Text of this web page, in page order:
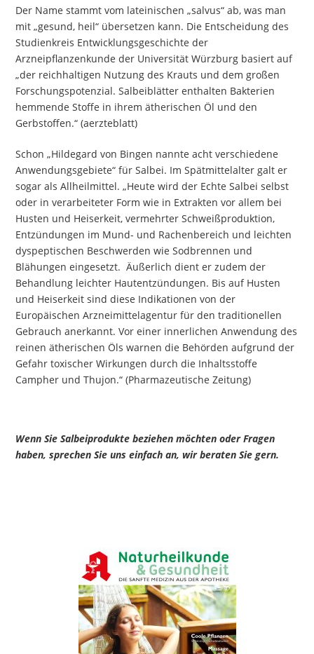
Der Name stammt vom lateinischen „salvus“ ab, was man
mit „gesund, heil“ übersetzen kann. Die Entscheidung des
Studienkreis Entwicklungsgeschichte der
Arzneipflanzenkunde der Universität Würzburg basiert auf
„der reichhaltigen Nutzung des Krauts und dem großen
Forschungspotenzial. Salbeiblätter enthalten Bakterien
hemmende Stoffe in ihrem ätherischen Öl und den
Gerbstoffen.“ (aerzteblatt)
Schon „Hildegard von Bingen nannte acht verschiedene
Anwendungsgebiete“ für Salbei. Im Spätmittelalter galt er
sogar als Allheilmittel. „Heute wird der Echte Salbei selbst
oder in verarbeiteter Form wie in Extrakten vor allem bei
Husten und Heiserkeit, vermehrter Schweißproduktion,
Entzündungen im Mund- und Rachenbereich und leichten
dyspeptischen Beschwerden wie Sodbrennen und
Blähungen eingesetzt. Äußerlich dient er zudem der
Behandlung leichter Hautentzündungen. Bis auf Husten
und Heiserkeit sind diese Indikationen von der
Europäischen Arzneimittelagentur für den traditionellen
Gebrauch anerkannt. Vor einer innerlichen Anwendung des
reinen ätherischen Öls warnen die Behörden aufgrund der
Gefahr toxischer Wirkungen durch die Inhaltsstoffe
Campher und Thujon.“ (Pharmazeutische Zeitung)
Wenn Sie Salbeiprodukte beziehen möchten oder Fragen
haben, sprechen Sie uns einfach an, wir beraten Sie gern.